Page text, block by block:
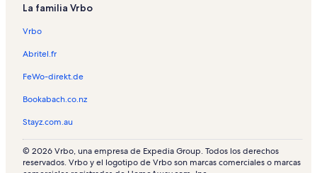
La familia Vrbo
Vrbo
Abritel.fr
FeWo-direkt.de
Bookabach.co.nz
Stayz.com.au
© 2026 Vrbo, una empresa de Expedia Group. Todos los derechos
reservados. Vrbo y el logotipo de Vrbo son marcas comerciales o marcas